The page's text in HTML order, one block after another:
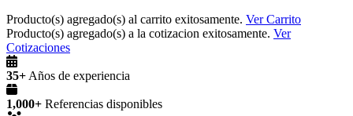
Producto(s) agregado(s) al carrito exitosamente. Ver Carrito
Producto(s) agregado(s) a la cotizacion exitosamente. Ver
Cotizaciones
35+ Años de experiencia
1,000+ Referencias disponibles